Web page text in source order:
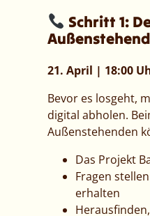
Schritt 1:
21. April | 18:00
Bevor es losgeht,
digital abholen.
Außenstehenden
Das Projekt
Fragen
erhalten